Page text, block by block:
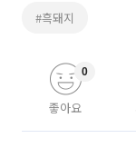
#흑돼지
좋아요
0